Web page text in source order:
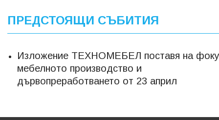
ПРЕДСТОЯЩИ СЪБИТИЯ
Изложение ТЕХНОМЕБЕЛ поставя на
мебелното производство и
дървопреработването от 23 април